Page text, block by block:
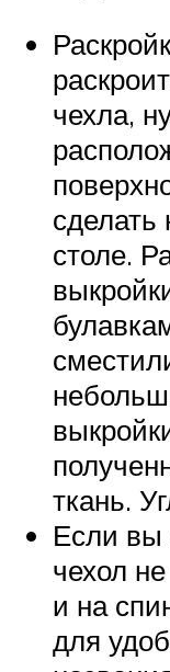
чехла,
столе.
ткань.
Если вы
чехол
и на
для